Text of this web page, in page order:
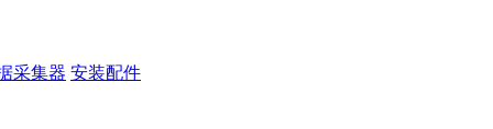
采集器 安装配件